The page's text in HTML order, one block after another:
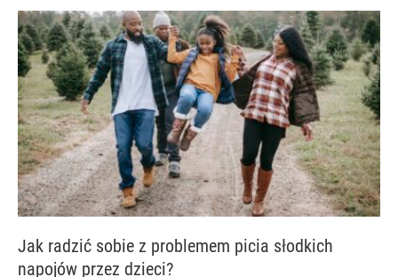
Jak radzić sobie z problemem picia słodkich
napojów przez dzieci?